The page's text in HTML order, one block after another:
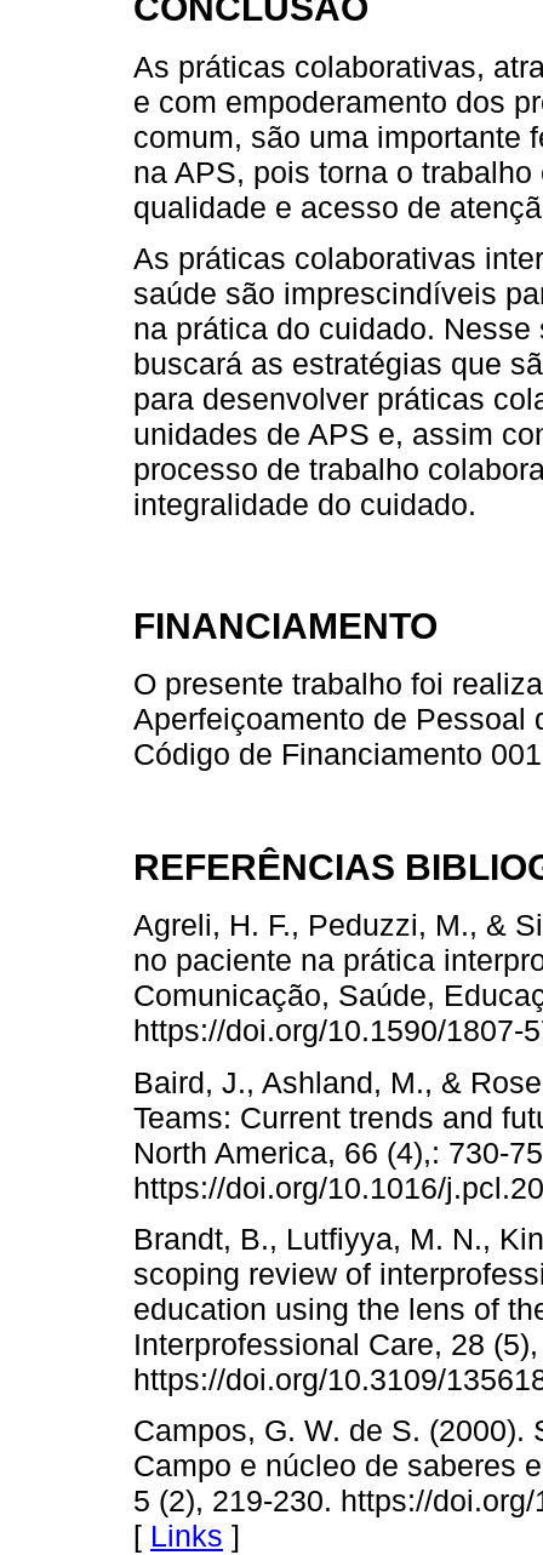
As práticas colaborativas,
e com empoderamento dos
comum, são uma importante
na APS, pois torna o
qualidade e acesso de
As práticas colaborativas
saúde são imprescindíveis
na prática do cuidado.
buscará as estratégias que
para desenvolver práticas
unidades de APS e, assim
processo de trabalho
integralidade do cuidado.
FINANCIAMENTO
O presente trabalho foi
Aperfeiçoamento de Pessoal
Código de Financiamento
REFERÊNCIAS
Agreli, H. F., Peduzzi, M., &
no paciente na prática
Comunicação, Saúde,
https://doi.org/10.1590/1807-
Baird, J., Ashland, M., &
Teams: Current trends and
North America, 66 (4),: 730-
https://doi.org/10.1016/
Brandt, B., Lutfiyya, M. N.,
scoping review of
education using the lens of
Interprofessional Care, 28
https://doi.org/10.3109/
Campos, G. W. de S.
Campo e núcleo de saberes
5 (2), 219-230. https://
[ Links ]